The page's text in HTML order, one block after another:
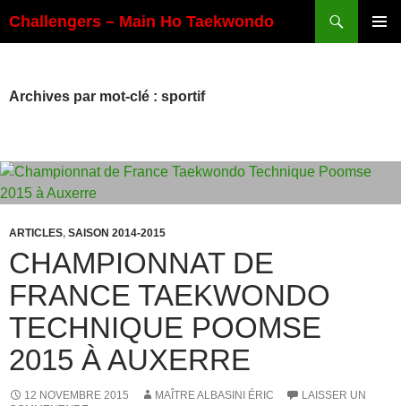
au
Challengers – Main Ho Taekwondo
Archives par mot-clé : sportif
ARTICLES, SAISON 2014-2015
CHAMPIONNAT DE
FRANCE TAEKWONDO
TECHNIQUE POOMSE
2015 À AUXERRE
12 NOVEMBRE 2015 MAÎTRE ALBASINI ÉRIC
LAISSER UN